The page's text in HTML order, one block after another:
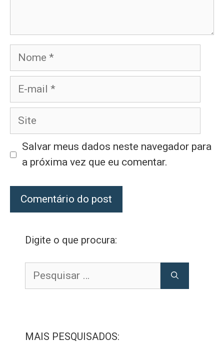
Nome
Site
Salvar meus dados neste navegador para
a próxima vez que eu comentar.
Digite o que procura:
por:
MAIS PESQUISADOS: